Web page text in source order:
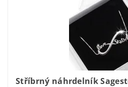
Stříbrný náhrdelník